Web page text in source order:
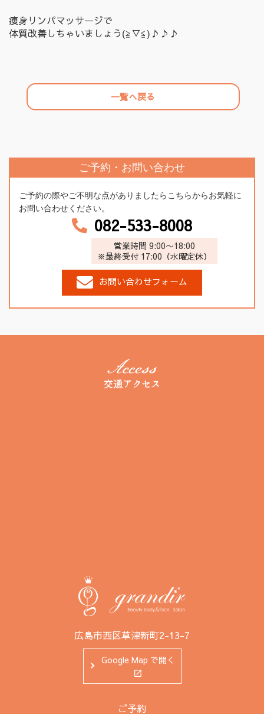
痩身リンパマッサージで
体質改善しちゃいましょう(≧▽≦)♪♪♪
一覧へ戻る
ご予約・お問い合わせ
ご予約の際やご不明な点がありましたらこちらからお気軽に
お問い合わせください。
082-533-8008
営業時間 9:00〜18:00
※最終受付 17:00（水曜定休）
お問い合わせフォーム
交通アクセス
広島市西区草津新町2-13-7
Google Map で開く
ご予約